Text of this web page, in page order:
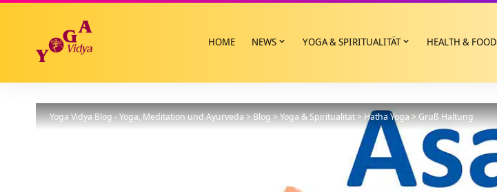
HOME NEWS YOGA & SPIRITUALITÄT HEALTH & FOOD
Yoga Vidya Blog - Yoga, Meditation und Ayurveda>Blog>Yoga & Spiritualität>Hatha Yoga>Gruß Haltung